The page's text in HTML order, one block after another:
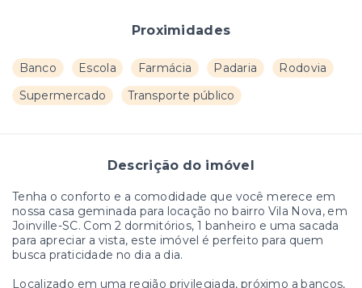
Proximidades
Banco Escola Farmácia Padaria
Rodovia
Supermercado
Transporte público
Descrição do imóvel
Tenha o conforto e a comodidade que você merece em
nossa casa geminada para locação no bairro Vila Nova, em
Joinville-SC. Com 2 dormitórios, 1 banheiro e uma sacada
para apreciar a vista, este imóvel é perfeito para quem
busca praticidade no dia a dia.
Localizado em uma região privilegiada, próximo a bancos,